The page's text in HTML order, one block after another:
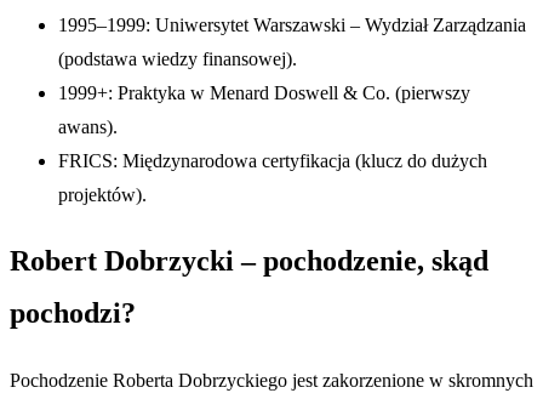
1995–1999: Uniwersytet Warszawski – Wydział Zarządzania
(podstawa wiedzy finansowej).
1999+: Praktyka w Menard Doswell & Co. (pierwszy
awans).
FRICS: Międzynarodowa certyfikacja (klucz do dużych
projektów).
Robert Dobrzycki – pochodzenie, skąd
pochodzi?
Pochodzenie Roberta Dobrzyckiego jest zakorzenione w skromnych